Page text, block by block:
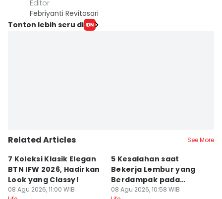
Editor
Febriyanti Revitasari
Tonton lebih seru di
Related Articles See More
7 Koleksi Klasik Elegan
BTN IFW 2026, Hadirkan
Look yang Classy!
08 Agu 2026, 11:00 WIB
5 Kesalahan saat
Bekerja Lembur yang
Berdampak pada
Produktivitas
08 Agu 2026, 10:58 WIB